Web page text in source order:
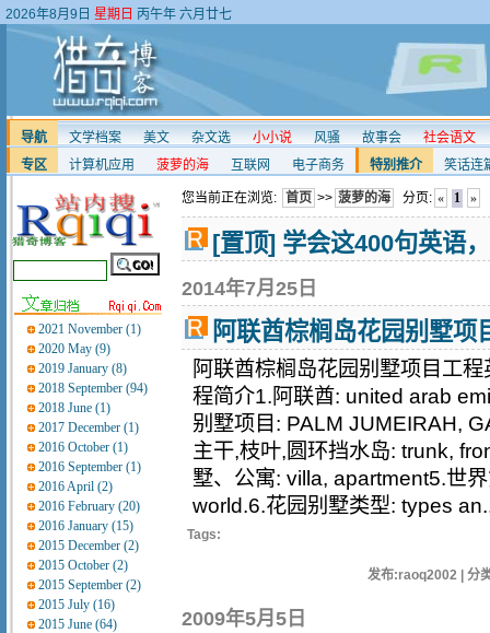
2026年8月9日 星期日 丙午年 六月廿七
导航 文学档案 美文 杂文选 小小说 风骚 故事会
社会语文
专区
计算机应用 菠萝的海 互联网 电子商务 特别推介 笑话连
2021 November (1)
2020 May (9)
2019 January (8)
2018 September (94)
2018 June (1)
2017 December (1)
2016 October (1)
2016 September (1)
2016 April (2)
2016 February (20)
2016 January (15)
2015 December (2)
2015 October (2)
2015 September (2)
2015 July (16)
2015 June (64)
您当前正在浏览: 首页 >> 菠萝的海 分页: « 1 »
[置顶] 学会这400句英语
2014年7月25日
阿联酋棕榈岛花园别墅
阿联酋棕榈岛花园别墅项目工
程简介1.阿联酋: united arab
别墅项目: PALM JUMEIRAH,
主干,枝叶,圆环挡水岛: trunk,
墅、公寓: villa, apartment5.世
world.6.花园别墅类型: types
Tags:
发布:raoq2002 | 分
2009年5月5日